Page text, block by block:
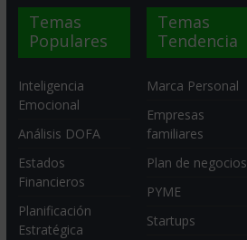
Temas
Populares
Inteligencia
Emocional
Análisis DOFA
Estados
Financieros
Planificación
Estratégica
Temas
Tendencia
Marca Personal
Empresas
familiares
Plan de negocios
PYME
Startups